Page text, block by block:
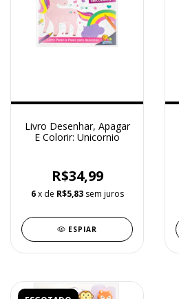
Livro Desenhar, Apagar
E Colorir: Unicornio
R$34,99
6 x de R$5,83 sem juros
ESPIAR